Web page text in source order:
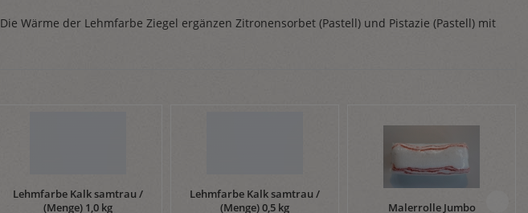
Die Wärme der Lehmfarbe Ziegel ergänzen Zitronensorbet (Pastell) und Pistazie (Pastell) mit
Lehmfarbe Kalk samtrau /
(Menge) 1,0 kg
Lehmfarbe Kalk samtrau /
(Menge) 0,5 kg
Malerrolle Jumbo